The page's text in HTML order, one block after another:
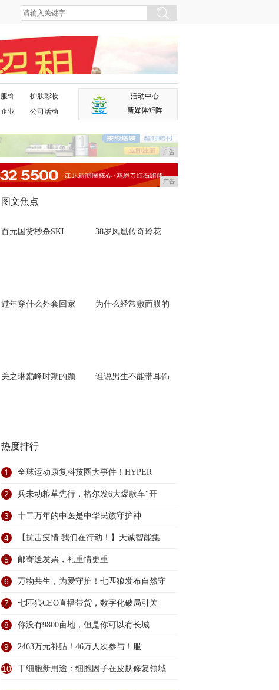
服饰
企业
护肤彩妆
公司活动
活动中心
新媒体矩阵
广告
广告
图文焦点
百元国货秒杀SKI 38岁凤凰传奇玲花
过年穿什么外套回家 为什么经常敷面膜的
关之琳巅峰时期的颜 谁说男生不能带耳饰
热度排行
1 全球运动康复科技圈大事件！HYPER
2 兵未动粮草先行，格尔发6大爆款车“开
3 十二万年的中医是中华民族守护神
4 【抗击疫情 我们在行动！】天诚智能集
5 邮寄送发票，礼重情更重
6 万物共生，为爱守护！七匹狼发布自然守
7 七匹狼CEO直播带货，数字化破局引关
8 你没有9800亩地，但是你可以有长城
9 2463万元补贴！46万人次参与！服
10 干细胞新用途：细胞因子在皮肤修复领域